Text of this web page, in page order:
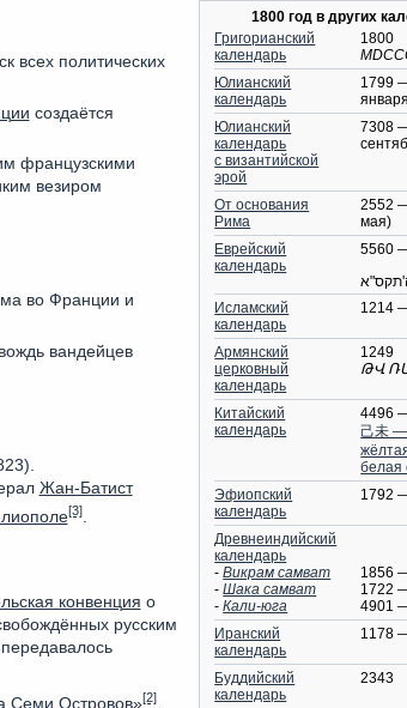
1800 год в других
Григорианский
календарь
1800
Юлианский
календарь
1799
Юлианский
календарь
с византийской
эрой
7308
От основания
Рима
2552
мая)
Еврейский
календарь
5560
Исламский
календарь
1214
Армянский
церковный
календарь
1249
ԹՎ
Китайский
календарь
4496
己未 —
белая
Эфиопский
календарь
1792
Древнеиндийский
календарь
-Викрам самват
1856
-Шака самват
1722
-Кали-юга
4901
Иранский
календарь
1178
Буддийский
календарь
2343
всех политических
создаётся
французскими
везиром
во Франции и
вандейцев
Жан-Батист
[3].
конвенция о
русским
Семи Островов»[2].